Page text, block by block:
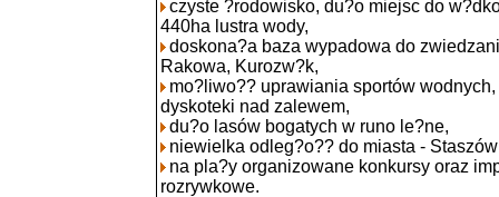
czyste ?rodowisko, du?o miejsc do
440ha lustra wody,
doskona?a baza wypadowa do
Rakowa, Kurozw?k,
mo?liwo?? uprawiania sportów
dyskoteki nad zalewem,
du?o lasów bogatych w runo le?ne,
niewielka odleg?o?? do miasta -
na pla?y organizowane konkursy oraz
rozrywkowe.